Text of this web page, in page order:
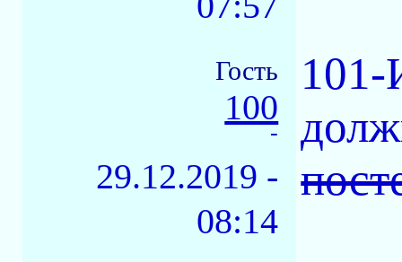
Гость
100
-
29.12.2019 -
08:14
101-